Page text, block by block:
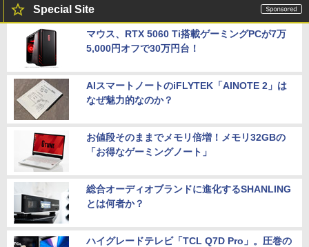
Special Site
マウス、RTX 5060 Ti搭載ゲーミングPCが7万
5,000円オフで30万円台！
AIスマートノートのiFLYTEK「AINOTE 2」は
なぜ魅力的なのか？
お値段そのままでメモリ倍増！メモリ32GBの
「お得なゲーミングノート」
総合オーディオブランドに進化するSHANLING
とは何者か？
ハイグレードテレビ「TCL Q7D Pro」。圧巻の